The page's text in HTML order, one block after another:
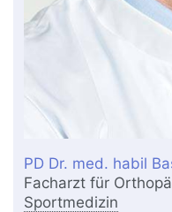
PD Dr. med. habil
Facharzt für
Sportmedizin